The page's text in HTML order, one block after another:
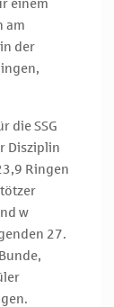
einem
am
der
die SSG
Disziplin
Ringen
w
27.